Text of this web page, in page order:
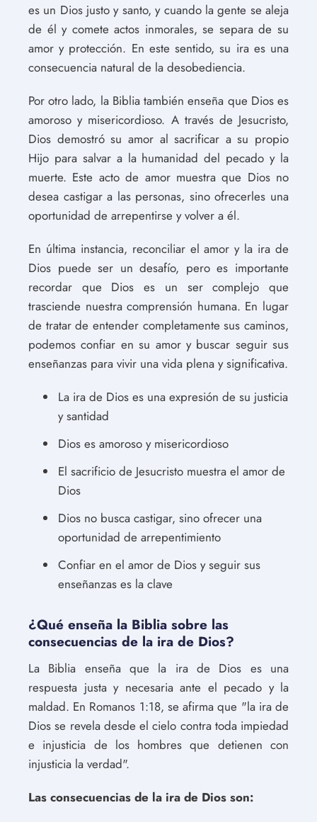
es un Dios justo y santo, y cuando la gente se aleja
de él y comete actos inmorales, se separa de su
amor y protección. En este sentido, su ira es una
consecuencia natural de la desobediencia.
Por otro lado, la Biblia también enseña que Dios es
amoroso y misericordioso. A través de Jesucristo,
Dios demostró su amor al sacrificar a su propio
Hijo para salvar a la humanidad del pecado y la
muerte. Este acto de amor muestra que Dios no
desea castigar a las personas, sino ofrecerles una
oportunidad de arrepentirse y volver a él.
En última instancia, reconciliar el amor y la ira de
Dios puede ser un desafío, pero es importante
recordar que Dios es un ser complejo que
trasciende nuestra comprensión humana. En lugar
de tratar de entender completamente sus caminos,
podemos confiar en su amor y buscar seguir sus
enseñanzas para vivir una vida plena y significativa.
La ira de Dios es una expresión de su justicia
y santidad
Dios es amoroso y misericordioso
El sacrificio de Jesucristo muestra el amor de
Dios
Dios no busca castigar, sino ofrecer una
oportunidad de arrepentimiento
Confiar en el amor de Dios y seguir sus
enseñanzas es la clave
¿Qué enseña la Biblia sobre las
consecuencias de la ira de Dios?
La Biblia enseña que la ira de Dios es una
respuesta justa y necesaria ante el pecado y la
maldad. En Romanos 1:18, se afirma que "la ira de
Dios se revela desde el cielo contra toda impiedad
e injusticia de los hombres que detienen con
injusticia la verdad".
Las consecuencias de la ira de Dios son: